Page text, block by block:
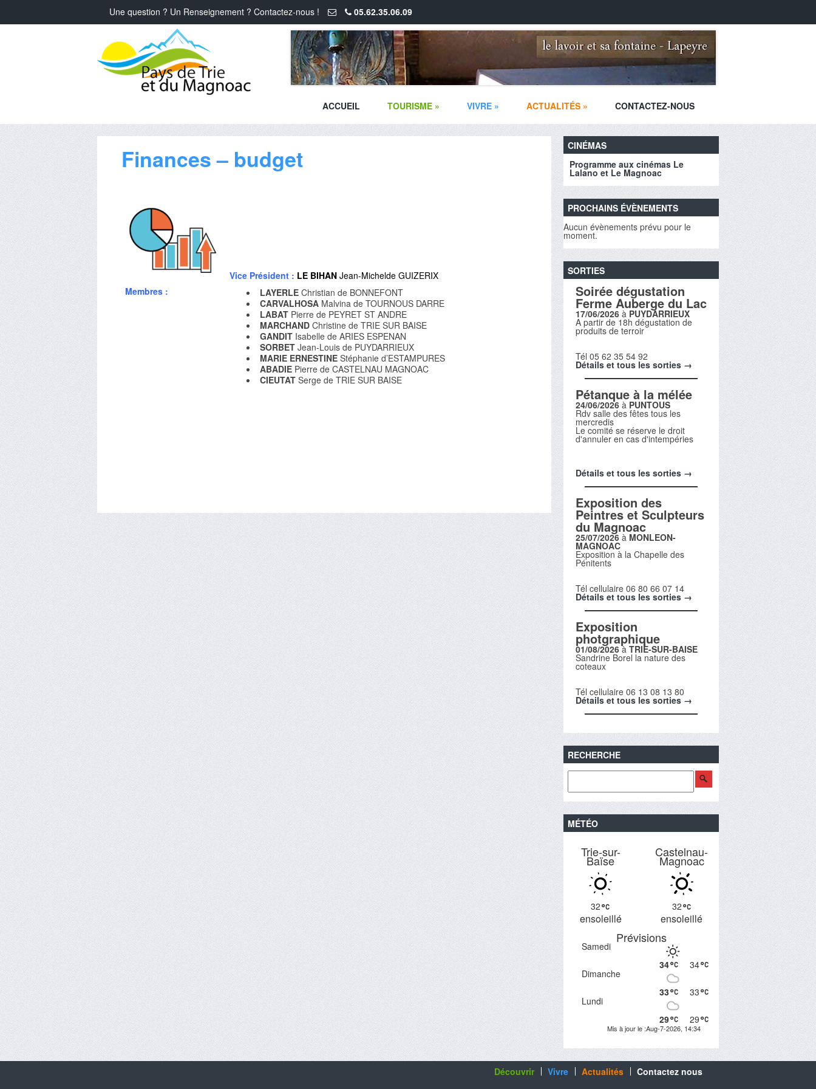
Une question ? Un Renseignement ? Contactez-nous ! 05.62.35.06.09
ACCUEIL TOURISME » VIVRE » ACTUALITÉS » CONTACTEZ-NOUS
Finances – budget
Vice Président : LE BIHAN Jean-Michelde GUIZERIX
Membres :
LAYERLE Christian de BONNEFONT
CARVALHOSA Malvina de TOURNOUS DARRE
LABAT Pierre de PEYRET ST ANDRE
MARCHAND Christine de TRIE SUR BAISE
GANDIT Isabelle de ARIES ESPENAN
SORBET Jean-Louis de PUYDARRIEUX
MARIE ERNESTINE Stéphanie d’ESTAMPURES
ABADIE Pierre de CASTELNAU MAGNOAC
CIEUTAT Serge de TRIE SUR BAISE
CINÉMAS
Programme aux cinémas Le
Lalano et Le Magnoac
PROCHAINS ÉVÈNEMENTS
Aucun évènements prévu pour le
moment.
SORTIES
Soirée dégustation
Ferme Auberge du Lac
17/06/2026 à PUYDARRIEUX
A partir de 18h dégustation de
produits de terroir
Tél 05 62 35 54 92
Détails et tous les sorties →
Pétanque à la mélée
24/06/2026 à PUNTOUS
Rdv salle des fêtes tous les
mercredis
Le comité se réserve le droit
d'annuler en cas d'intempéries
Détails et tous les sorties →
Exposition des
Peintres et Sculpteurs
du Magnoac
25/07/2026 à MONLEON-
MAGNOAC
Exposition à la Chapelle des
Pénitents
Tél cellulaire 06 80 66 07 14
Détails et tous les sorties →
Exposition
photgraphique
01/08/2026à TRIE-SUR-BAISE
Sandrine Borel la nature des
coteaux
Tél cellulaire 06 13 08 13 80
Détails et tous les sorties →
RECHERCHE
MÉTÉO
Trie-sur-
Baïse
32
ensoleillé
Castelnau-
Magnoac
32
ensoleillé
Prévisions
Samedi
34
34
Dimanche
33
33
Lundi
29
29
Mis à jour le :Aug-7-2026, 14:34
Découvrir Vivre Actualités Contactez nous